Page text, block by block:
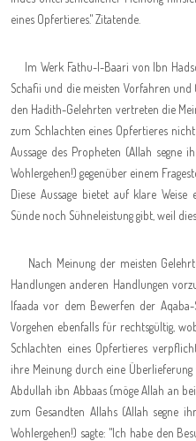
eines Opfertieres." Zitatende
Im Werk Fathu-l-Baari von Ibn
Schafii und die meisten Vorfahren
den Hadith-Gelehrten vertreten die
zum Schlachten eines Opfertieres
Aussage des Propheten (Allah segne
Wohlergehen!) gegenüber einem
Diese Aussage bietet auf klare
Sünde noch Sühneleistung gibt, weil
Nach Meinung der meisten
Handlungen anderen Handlungen
Ifaada vor dem Bewerfen der
Vorgehen ebenfalls für rechtsgültig,
Schlachten eines Opfertieres
ihre Meinung durch eine
Abdullah ibn Abbaas (möge Allah an
zum Gesandten Allahs (Allah segne
Wohlergehen!) sagte: "Ich habe den